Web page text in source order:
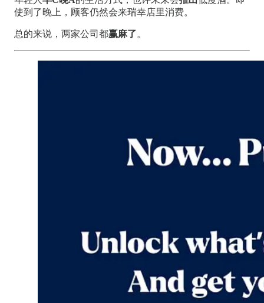
使到了晚上，顾客仍然会来瑞幸店里消费。
总的来说，两家公司都赢麻了。